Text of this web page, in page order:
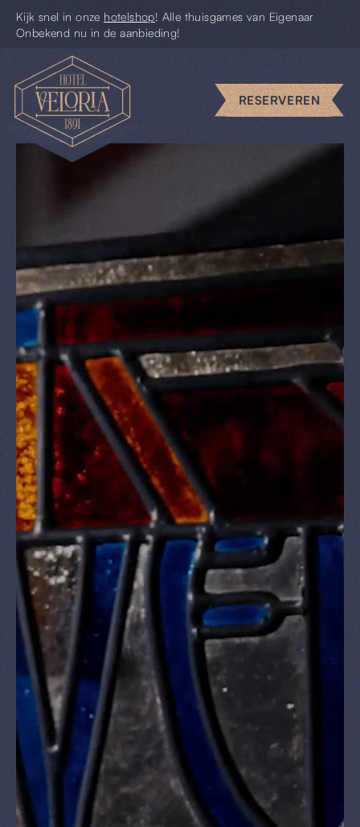
Kijk snel in onze hotelshop! Alle thuisgames van Eigenaar
Onbekend nu in de aanbieding!
RESERVEREN
Escape
rooms
Uniek
vergaderen
Piccolo
Pim
Uit
&
Thuis
Cadeaus
& Shop
Nieuws
RESERVEREN